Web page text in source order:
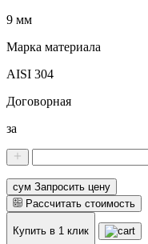
9 мм
Марка материала
AISI 304
Договорная
за
сум Запросить цену
Рассчитать стоимость
Купить в 1 клик